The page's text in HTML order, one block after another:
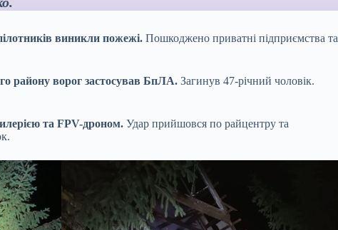
виникли пожежі. Пошкоджено приватні підприємства та
району ворог застосував БпЛА. Загинув 47-річний чоловік.
та FPV-дроном. Удар прийшовся по райцентру та